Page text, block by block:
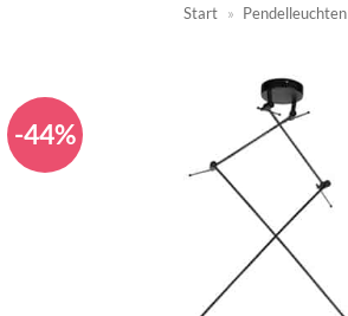
Start » Pendelleuchten
-44%